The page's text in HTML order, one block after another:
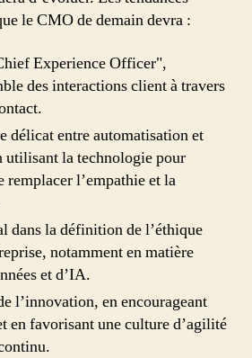
le CMO de demain devra :
Experience Officer",
des interactions client à travers
délicat entre automatisation et
utilisant la technologie pour
l’empathie et la
dans la définition de l’éthique
notamment en matière
et d’IA.
l’innovation, en encourageant
en favorisant une culture d’agilité